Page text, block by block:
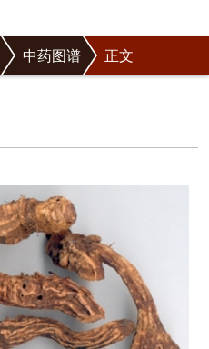
中药图谱 正文